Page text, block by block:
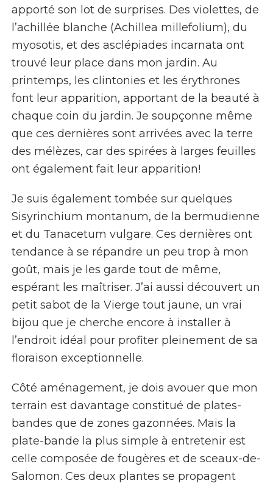
apporté son lot de surprises. Des violettes, de
l’achillée blanche (Achillea millefolium), du
myosotis, et des asclépiades incarnata ont
trouvé leur place dans mon jardin. Au
printemps, les clintonies et les érythrones
font leur apparition, apportant de la beauté à
chaque coin du jardin. Je soupçonne même
que ces dernières sont arrivées avec la terre
des mélèzes, car des spirées à larges feuilles
ont également fait leur apparition!
Je suis également tombée sur quelques
Sisyrinchium montanum, de la bermudienne
et du Tanacetum vulgare. Ces dernières ont
tendance à se répandre un peu trop à mon
goût, mais je les garde tout de même,
espérant les maîtriser. J’ai aussi découvert un
petit sabot de la Vierge tout jaune, un vrai
bijou que je cherche encore à installer à
l’endroit idéal pour profiter pleinement de sa
floraison exceptionnelle.
Côté aménagement, je dois avouer que mon
terrain est davantage constitué de plates-
bandes que de zones gazonnées. Mais la
plate-bande la plus simple à entretenir est
celle composée de fougères et de sceaux-de-
Salomon. Ces deux plantes se propagent